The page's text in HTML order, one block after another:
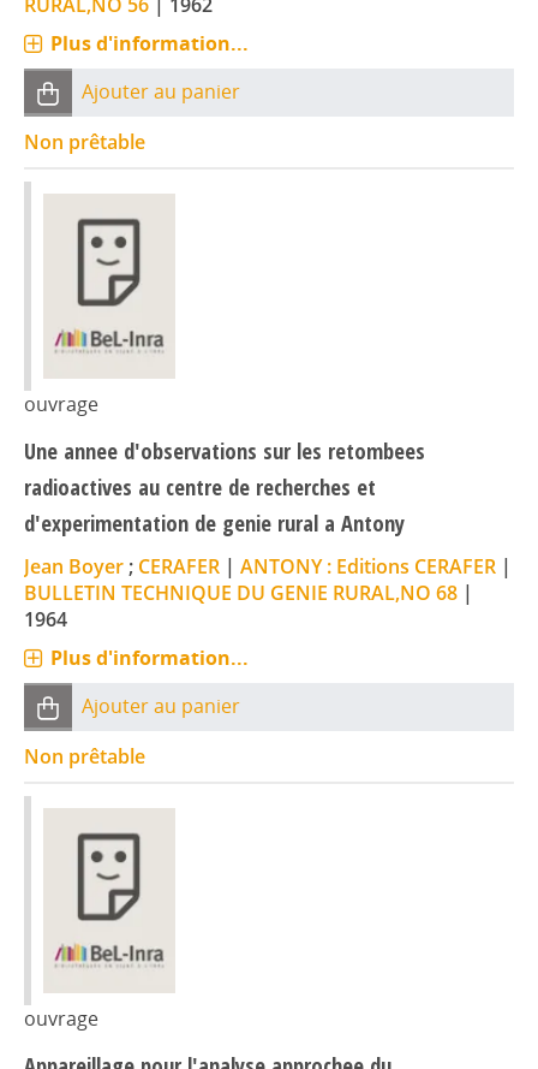
Plus d'information...
Ajouter au panier
Non prêtable
ouvrage
Une annee d'observations sur les retombees
radioactives au centre de recherches et
d'experimentation de genie rural a Antony
Jean Boyer ; CERAFER | ANTONY : Editions CERAFER |
BULLETIN TECHNIQUE DU GENIE RURAL,NO 68 |
1964
Plus d'information...
Ajouter au panier
Non prêtable
ouvrage